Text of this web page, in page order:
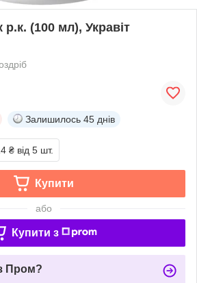
р.к. (100 мл), Укравіт
Залишилось 45 днів
₴ від 5 шт.
Купити
або
Купити з
Пром?